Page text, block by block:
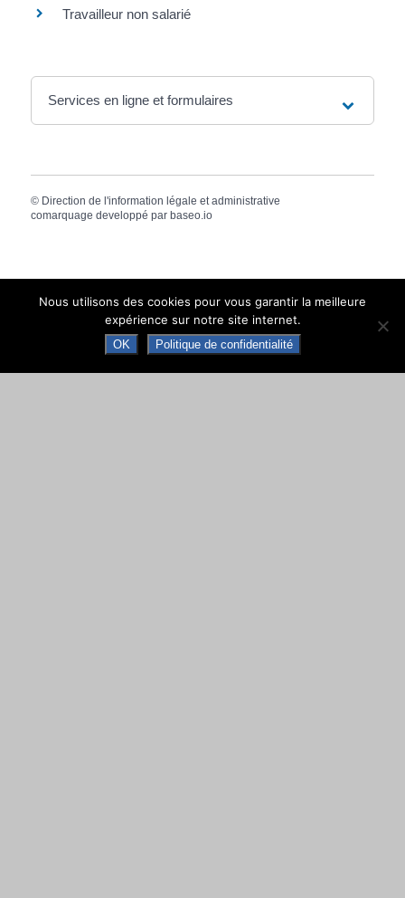
Travailleur non salarié
Services en ligne et formulaires
© Direction de l'information légale et administrative
comarquage developpé par baseo.io
MAIRIE DE NAY
Place de la République · 64800 NAY · CS 70034
Nous utilisons des cookies pour vous garantir la meilleure
expérience sur notre site internet.
OK Politique de confidentialité